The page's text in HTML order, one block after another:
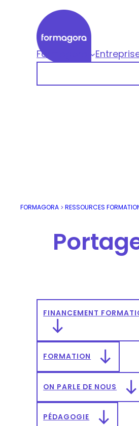
contenu
Formagora
FORMAGORA > RESSOURCES
FINANCEMENT
FORMATION
ON PARLE DE NOUS
PÉDAGOGIE